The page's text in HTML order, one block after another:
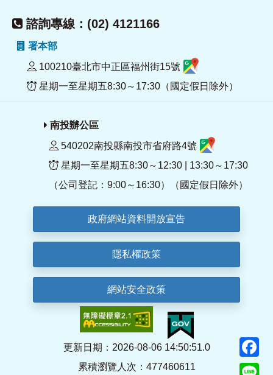
諮詢專線：(02) 4121166
署本部
100210臺北市中正區福州街15號
星期一至星期五8:30～17:30（國定假日除外）
南投辦公區
540202南投縣南投市省府路4號
星期一至星期五8:30～12:30 | 13:30～17:30
（公司登記：9:00～16:30）（國定假日除外）
政府網站資料開放宣告
隱私權政策
網站安全政策
更新日期：2026-08-06 14:50:51.0
累積瀏覽人次：477460611